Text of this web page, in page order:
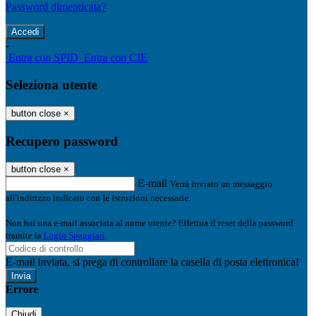
Password dimenticata?
-
Entra con SPID Entra con CIE
Seleziona utente
button close ×
Recupero password
button close ×
E-mail Verrà inviato un messaggio
all'indirizzo indicato con le istruzioni necessarie.
Non hai una e-mail associata al nome utente? Effettua il reset della password
tramite la Login Spaggiari
E-mail inviata, si prega di controllare la casella di posta elettronica!
Errore